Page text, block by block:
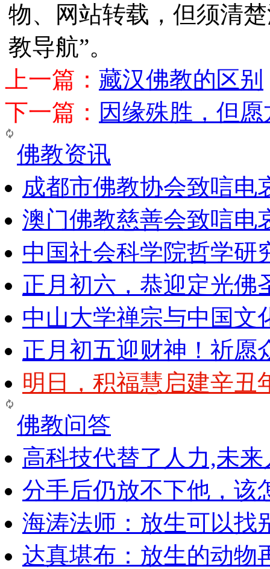
物、网站转载，但须清
教导航”。
上一篇： 藏汉佛教的区别
下一篇： 因缘殊胜，但
佛教资讯
成都市佛教协会致唁电
澳门佛教慈善会致唁电
中国社会科学院哲学研
正月初六，恭迎定光佛
中山大学禅宗与中国文
正月初五迎财神！祈愿
明日，积福慧启建辛丑
佛教问答
高科技代替了人力,未
分手后仍放不下他，该
海涛法师：放生可以找
达真堪布：放生的动物